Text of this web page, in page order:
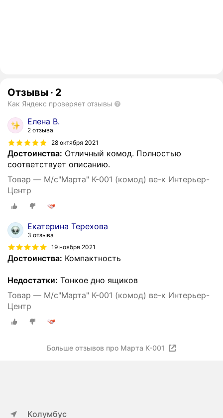
Отзывы · 2
Как Яндекс проверяет отзывы
Елена В.
2 отзыва
28 октября 2021
Достоинства: Отличный комод. Полностью
соответствует описанию.
Товар — М/с"Марта" К-001 (комод) ве-к Интерьер-
Центр
Екатерина Терехова
3 отзыва
19 ноября 2021
Достоинства: Компактность
Недостатки: Тонкое дно ящиков
Товар — М/с"Марта" К-001 (комод) ве-к Интерьер-
Центр
Больше отзывов про Марта К-001
Колумбус